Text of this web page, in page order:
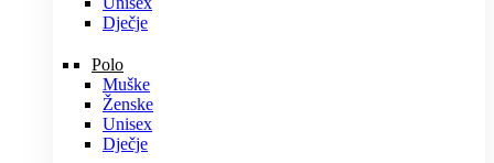
Dječje
Polo
Muške
Ženske
Unisex
Dječje